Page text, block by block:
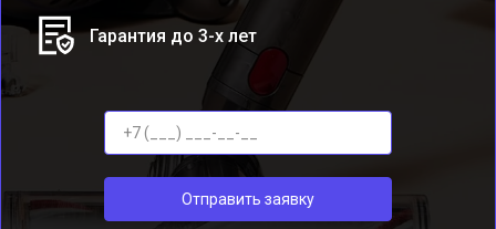
Гарантия до 3-х лет
Отправить заявку